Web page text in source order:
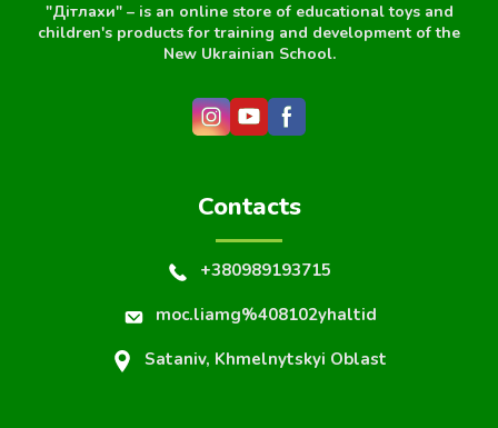
"Дітлахи" – is an online store of educational toys and
children's products for training and development of the
New Ukrainian School.
Contacts
+380989193715
moc.liamg%408102yhaltid
Sataniv, Khmelnytskyi Oblast